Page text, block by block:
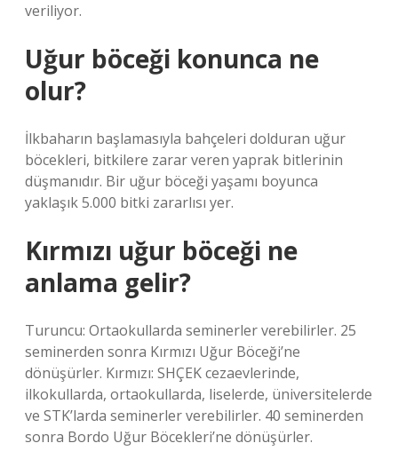
veriliyor.
Uğur böceği konunca ne
olur?
İlkbaharın başlamasıyla bahçeleri dolduran uğur
böcekleri, bitkilere zarar veren yaprak bitlerinin
düşmanıdır. Bir uğur böceği yaşamı boyunca
yaklaşık 5.000 bitki zararlısı yer.
Kırmızı uğur böceği ne
anlama gelir?
Turuncu: Ortaokullarda seminerler verebilirler. 25
seminerden sonra Kırmızı Uğur Böceği’ne
dönüşürler. Kırmızı: SHÇEK cezaevlerinde,
ilkokullarda, ortaokullarda, liselerde, üniversitelerde
ve STK’larda seminerler verebilirler. 40 seminerden
sonra Bordo Uğur Böcekleri’ne dönüşürler.